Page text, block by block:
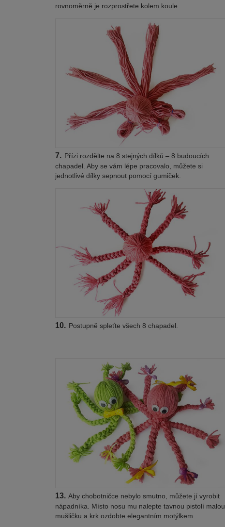
rovnoměrně je rozprostřete kolem koule.
7. Přízi rozdělte na 8 stejných dílků – 8 budoucích
chapadel. Aby se vám lépe pracovalo, můžete si
jednotlivé dílky sepnout pomocí gumiček.
10. Postupně spleťte všech 8 chapadel.
13. Aby chobotničce nebylo smutno, můžete jí vyrobit
nápadníka. Místo nosu mu nalepte tavnou pistolí malou
mušličku a krk ozdobte elegantním motýlkem.